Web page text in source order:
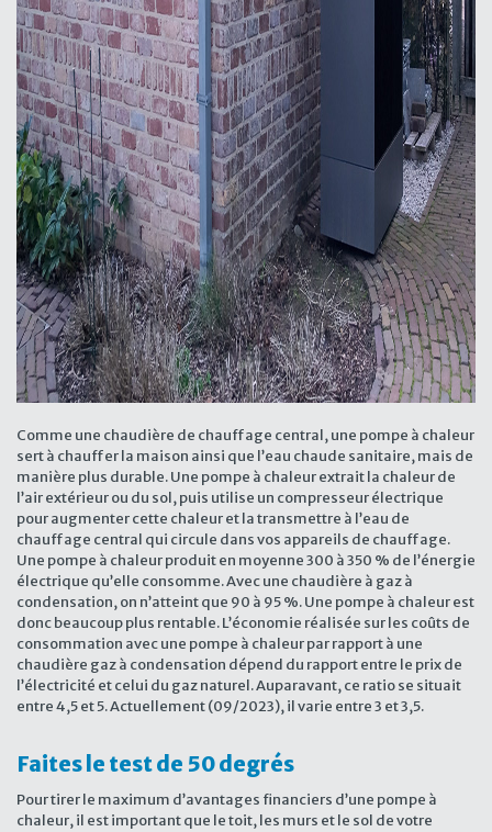
Comme une chaudière de chauffage central, une pompe à chaleur
sert à chauffer la maison ainsi que l’eau chaude sanitaire, mais de
manière plus durable. Une pompe à chaleur extrait la chaleur de
l’air extérieur ou du sol, puis utilise un compresseur électrique
pour augmenter cette chaleur et la transmettre à l’eau de
chauffage central qui circule dans vos appareils de chauffage.
Une pompe à chaleur produit en moyenne 300 à 350 % de l’énergie
électrique qu’elle consomme. Avec une chaudière à gaz à
condensation, on n’atteint que 90 à 95 %. Une pompe à chaleur est
donc beaucoup plus rentable. L’économie réalisée sur les coûts de
consommation avec une pompe à chaleur par rapport à une
chaudière gaz à condensation dépend du rapport entre le prix de
l’électricité et celui du gaz naturel. Auparavant, ce ratio se situait
entre 4,5 et 5. Actuellement (09/2023), il varie entre 3 et 3,5.
Faites le test de 50 degrés
Pour tirer le maximum d’avantages financiers d’une pompe à
chaleur, il est important que le toit, les murs et le sol de votre